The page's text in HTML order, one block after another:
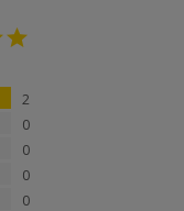
2
0
0
0
0